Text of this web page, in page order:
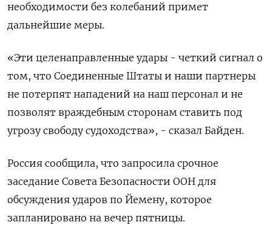
необходимости без колебаний примет
дальнейшие меры.
«Эти целенаправленные удары - четкий сигнал о
том, что Соединенные Штаты и наши партнеры
не потерпят нападений на наш персонал и не
позволят враждебным сторонам ставить под
угрозу свободу судоходства», - сказал Байден.
Россия сообщила, что запросила срочное
заседание Совета Безопасности ООН для
обсуждения ударов по Йемену, которое
запланировано на вечер пятницы.